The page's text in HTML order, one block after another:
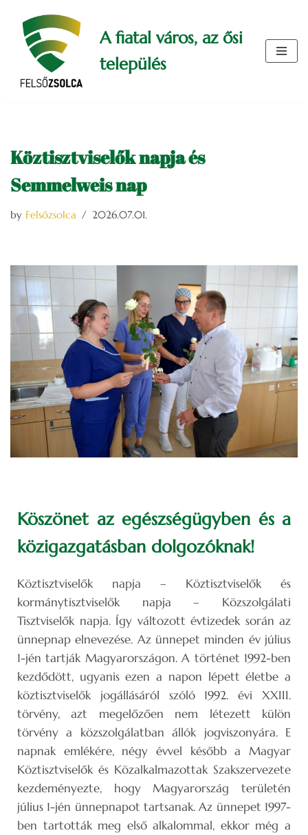
Skip
content
A fiatal város, az ősi
település
Köztisztviselők napja és
Semmelweis nap
by Felsőzsolca 2026.07.01.
Köszönet az egészségügyben és a
közigazgatásban dolgozóknak!
Köztisztviselők napja – Köztisztviselők és
kormánytisztviselők napja – Közszolgálati
Tisztviselők napja. Így változott évtizedek során az
ünnepnap elnevezése. Az ünnepet minden év július
1-jén tartják Magyarországon. A történet 1992-ben
kezdődött, ugyanis ezen a napon lépett életbe a
köztisztviselők jogállásáról szóló 1992. évi XXIII.
törvény, azt megelőzően nem létezett külön
törvény a közszolgálatban állók jogviszonyára. E
napnak emlékére, négy évvel később a Magyar
Köztisztviselők és Közalkalmazottak Szakszervezete
kezdeményezte, hogy Magyarország területén
július 1-jén ünnepnapot tartsanak. Az ünnepet 1997-
ben tartották meg első alkalommal, ekkor még a